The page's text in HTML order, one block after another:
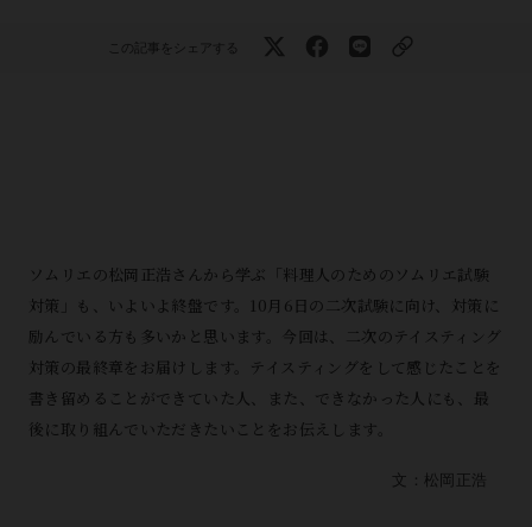
この記事をシェアする
ソムリエの松岡正浩さんから学ぶ「料理人のためのソムリエ試験
対策」も、いよいよ終盤です。10月6日の二次試験に向け、対策に
励んでいる方も多いかと思います。今回は、二次のテイスティング
対策の最終章をお届けします。テイスティングをして感じたことを
書き留めることができていた人、また、できなかった人にも、最
後に取り組んでいただきたいことをお伝えします。
文：松岡正浩